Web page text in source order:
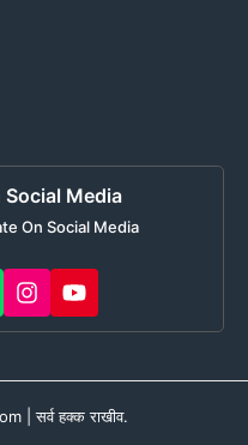
Social Media
On Social Media
| सर्व हक्क राखीव.